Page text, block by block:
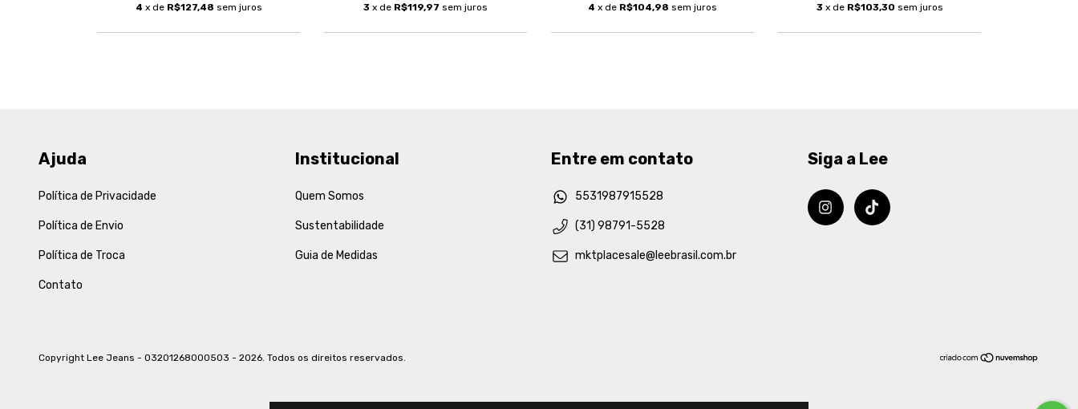
4 x de R$127,48 sem juros 3 x de R$119,97 sem juros 4 x de R$104,98 sem juros 3 x de R$103,30 sem juros
Ajuda
Política de Privacidade
Política de Envio
Política de Troca
Contato
Institucional
Quem Somos
Sustentabilidade
Guia de Medidas
Entre em contato
5531987915528
(31) 98791-5528
mktplacesale@leebrasil.com.br
Siga a Lee
Copyright Lee Jeans - 03201268000503 - 2026. Todos os direitos reservados.